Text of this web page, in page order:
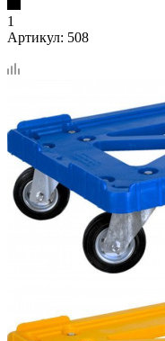
1
Артикул: 508